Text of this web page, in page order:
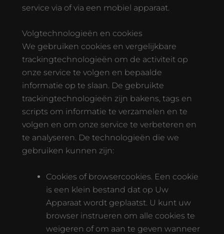
service via of via een mobiel apparaat.
Volgtechnologieën en cookies
We gebruiken cookies en vergelijkbare
trackingtechnologieën om de activiteit op
onze service te volgen en bepaalde
informatie op te slaan. De gebruikte
trackingtechnologieën zijn bakens, tags en
scripts om informatie te verzamelen en te
volgen en om onze service te verbeteren en
te analyseren. De technologieën die we
gebruiken kunnen zijn:
Cookies of browsercookies. Een cookie
is een klein bestand dat op Uw
Apparaat wordt geplaatst. U kunt uw
browser instrueren om alle cookies te
weigeren of om aan te geven wanneer